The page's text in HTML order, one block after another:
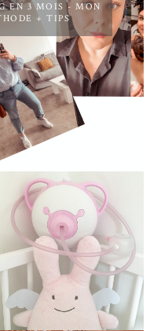
EN 3 MOIS - MON
+ TIPS
NOSIBOO :
L'ASPIRATEUR NASAL